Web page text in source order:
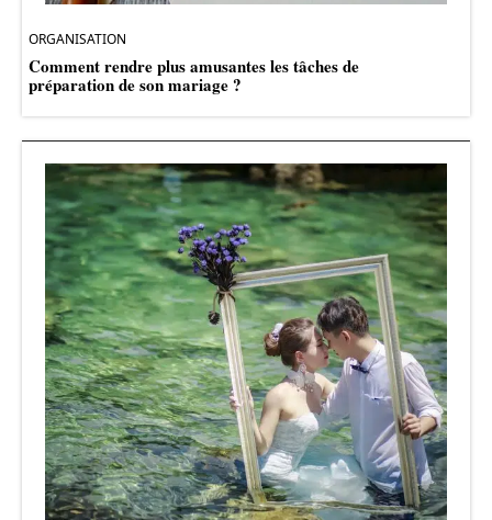
ORGANISATION
Comment rendre plus amusantes les tâches de
préparation de son mariage ?